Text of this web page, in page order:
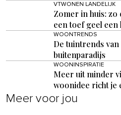
VTWONEN LANDELIJK
Zomer in huis:
een toef geel
WOONTRENDS
De tuintrends
buitenparadijs
WOONINSPIRATIE
Meer uit minder
woonidee richt je
Meer voor jou